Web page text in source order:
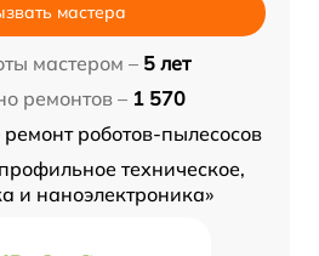
мастера
мастером – 5 лет
ремонтов – 1 570
ремонт роботов-пылесосов
профильное техническое,
и наноэлектроника»